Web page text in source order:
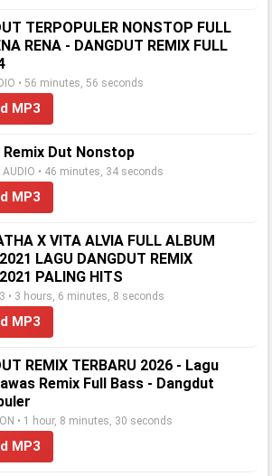
TERPOPULER NONSTOP FULL
RENA - DANGDUT REMIX FULL
• 56 minutes, 56 seconds
MP3
Remix Dut Nonstop
• 46 minutes, 34 seconds
MP3
X VITA ALVIA FULL ALBUM
LAGU DANGDUT REMIX
PALING HITS
• 3 hours, 6 minutes, 8 seconds
MP3
REMIX TERBARU 2026 - Lagu
Remix Full Bass - Dangdut
• 1 hour, 8 minutes, 30 seconds
MP3